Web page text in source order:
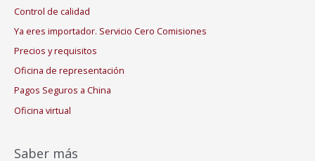
Control de calidad
Ya eres importador. Servicio Cero Comisiones
Precios y requisitos
Oficina de representación
Pagos Seguros a China
Oficina virtual
Saber más